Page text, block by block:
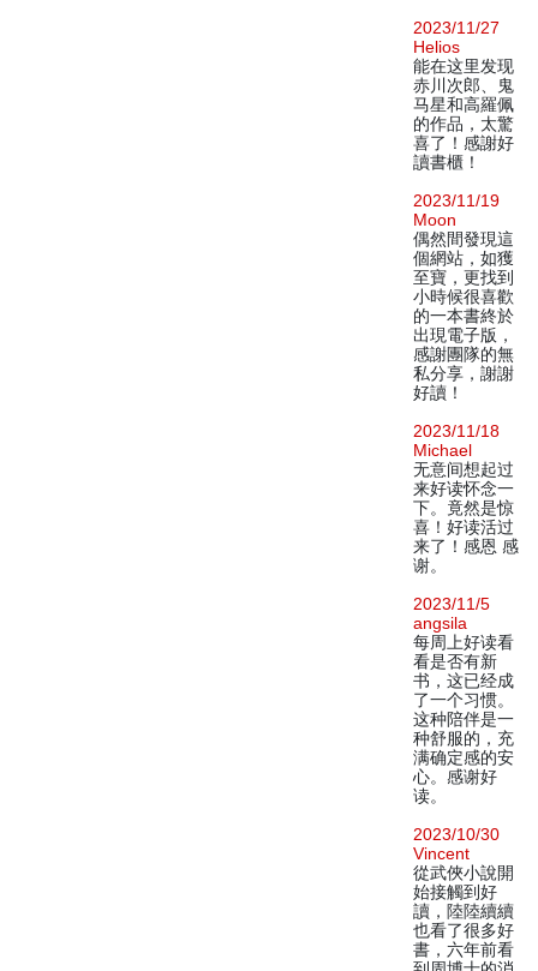
2023/11/27
Helios
能在这里发现
赤川次郎、鬼
马星和高羅佩
的作品，太驚
喜了！感謝好
讀書櫃！
2023/11/19
Moon
偶然間發現這
個網站，如獲
至寶，更找到
小時候很喜歡
的一本書終於
出現電子版，
感謝團隊的無
私分享，謝謝
好讀！
2023/11/18
Michael
无意间想起过
来好读怀念一
下。竟然是惊
喜！好读活过
来了！感恩 感
谢。
2023/11/5
angsila
每周上好读看
看是否有新
书，这已经成
了一个习惯。
这种陪伴是一
种舒服的，充
满确定感的安
心。感谢好
读。
2023/10/30
Vincent
從武俠小說開
始接觸到好
讀，陸陸續續
也看了很多好
書，六年前看